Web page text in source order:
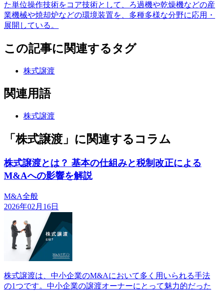
た単位操作技術をコア技術として、ろ過機や乾燥機などの産
業機械や焼却炉などの環境装置を、多種多様な分野に応用・
展開している。
この記事に関連するタグ
株式譲渡
関連用語
株式譲渡
「株式譲渡」に関連するコラム
株式譲渡とは？ 基本の仕組みと税制改正による
M&Aへの影響を解説
M&A全般
2026年02月16日
株式譲渡は、中小企業のM&Aにおいて多く用いられる手法
の1つです。中小企業の譲渡オーナーにとって魅力的だった